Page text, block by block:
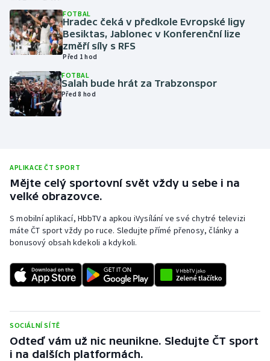
Moderní pětiboj
Motorsport
Parasport
Ragby
Rychlostní kanoistika
Short track
Stolní tenis
Triatlon
FOTBAL
Hradec čeká v předkole Evropské ligy
Besiktas, Jablonec v Konferenční lize
změří síly s RFS
Před 1 hod
FOTBAL
Salah bude hrát za Trabzonspor
Před 8 hod
APLIKACE ČT SPORT
Mějte celý sportovní svět vždy u sebe i na
velké obrazovce.
S mobilní aplikací, HbbTV a apkou iVysílání ve své chytré televizi
máte ČT sport vždy po ruce. Sledujte přímé přenosy, články a
bonusový obsah kdekoli a kdykoli.
SOCIÁLNÍ SÍTĚ
Odteď vám už nic neunikne. Sledujte ČT sport
i na dalších platformách.